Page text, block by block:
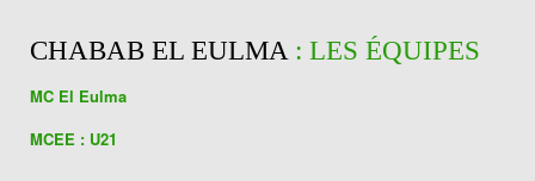
CHABAB EL EULMA : LES ÉQUIPES
MC El Eulma
MCEE : U21